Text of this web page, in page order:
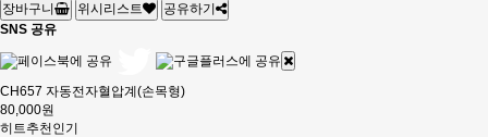
장바구니 위시리스트
공유하기
SNS 공유
CH657 자동전자혈압계(손목형)
80,000원
히트추천인기